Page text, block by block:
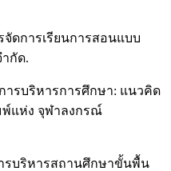
จัดการเรียนการสอนแบบ
กัด.
ารบริหารการศึกษา: แนวคิด
พ์แห่ง จุฬาลงกรณ์
รบริหารสถานศึกษาขั้นพื้น